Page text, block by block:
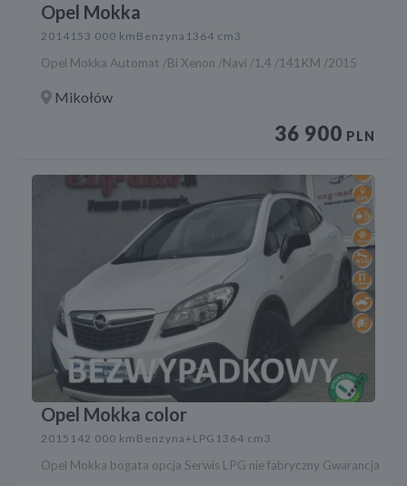
Opel Mokka
2014 153 000 km Benzyna 1364 cm3
Opel Mokka Automat /Bi Xenon /Navi /1,4 /141KM /2015
Mikołów
36 900 PLN
Opel Mokka color
2015 142 000 km Benzyna+LPG 1364 cm3
Opel Mokka bogata opcja Serwis LPG nie fabryczny Gwarancja